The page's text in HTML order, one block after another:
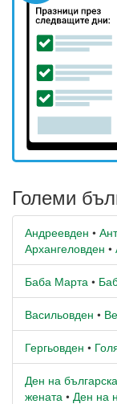
Големи
Андреевден •
Архангеловден •
Баба Марта •
Васильовден •
Гергьовден •
Ден на
жената • Ден на